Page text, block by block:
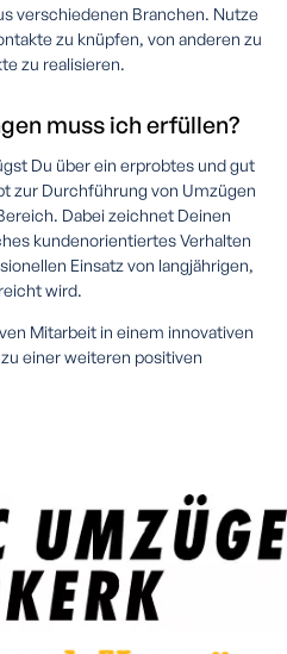
verschiedenen Branchen. Nutze
zu knüpfen, von anderen zu
zu realisieren.
muss ich erfüllen?
Du über ein erprobtes und gut
zur Durchführung von Umzügen
Dabei zeichnet Deinen
kundenorientiertes Verhalten
Einsatz von langjährigen,
wird.
Mitarbeit in einem innovativen
einer weiteren positiven